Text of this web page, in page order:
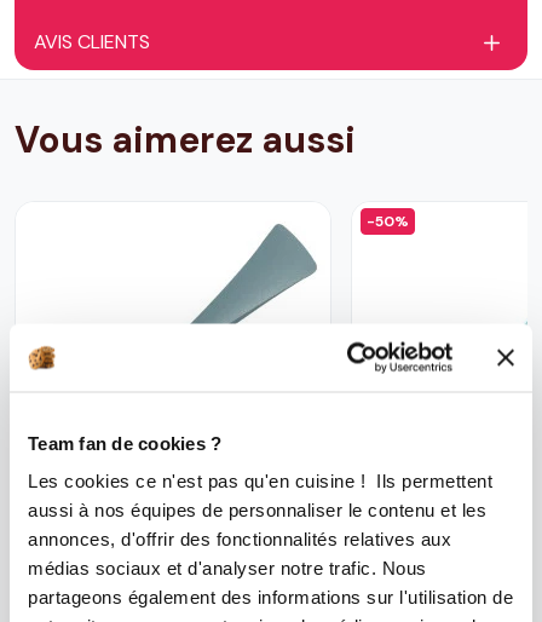
Team fan de cookies ?
Les cookies ce n'est pas qu'en cuisine ! Ils permettent
aussi à nos équipes de personnaliser le contenu et les
annonces, d'offrir des fonctionnalités relatives aux
médias sociaux et d'analyser notre trafic. Nous
partageons également des informations sur l'utilisation de
AVIS CLIENTS
Vous aimerez aussi
Spatule double embout -
Gris Anthracite
185avis
AJOUTER AU PANIER
-50%
Spatule
Bleu
181avis